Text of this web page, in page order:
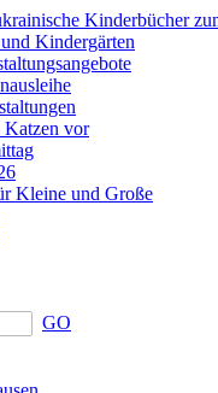
Kinderbücher
Kindergärten
Katzen vor
Kleine und Große
GO